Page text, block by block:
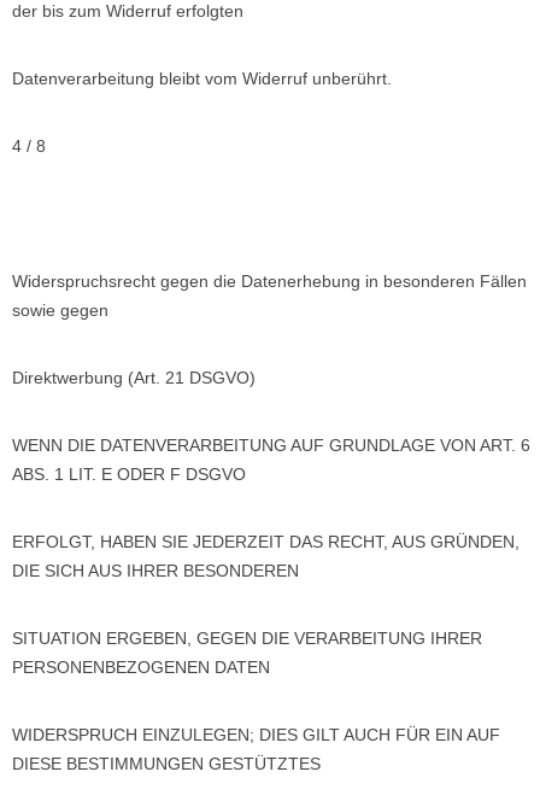
der bis zum Widerruf erfolgten
Datenverarbeitung bleibt vom Widerruf unberührt.
4 / 8
Widerspruchsrecht gegen die Datenerhebung in besonderen Fällen
sowie gegen
Direktwerbung (Art. 21 DSGVO)
WENN DIE DATENVERARBEITUNG AUF GRUNDLAGE VON ART. 6
ABS. 1 LIT. E ODER F DSGVO
ERFOLGT, HABEN SIE JEDERZEIT DAS RECHT, AUS GRÜNDEN,
DIE SICH AUS IHRER BESONDEREN
SITUATION ERGEBEN, GEGEN DIE VERARBEITUNG IHRER
PERSONENBEZOGENEN DATEN
WIDERSPRUCH EINZULEGEN; DIES GILT AUCH FÜR EIN AUF
DIESE BESTIMMUNGEN GESTÜTZTES